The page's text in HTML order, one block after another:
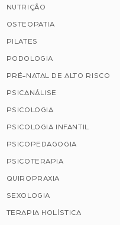
NUTRIÇÃO
OSTEOPATIA
PILATES
PODOLOGIA
PRÉ-NATAL DE ALTO RISCO
PSICANÁLISE
PSICOLOGIA
PSICOLOGIA INFANTIL
PSICOPEDAGOGIA
PSICOTERAPIA
QUIROPRAXIA
SEXOLOGIA
TERAPIA HOLÍSTICA